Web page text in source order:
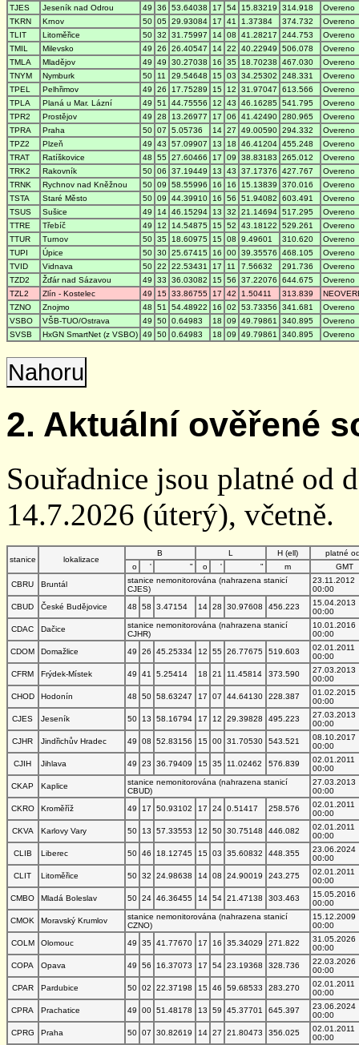
TJES
Jeseník nad Odrou 49 36 53.64038 17 54 15.83219 314.918
Overeno
TKRN
Krnov 50 05 29.93084 17 41 1.37384 374.732
Overeno
TLIT
Litoměřice 50 32 31.75997 14 08 41.28217 244.753
Overeno
TMIL
Milevsko 49 26 26.40547 14 22 40.22949 506.078
Overeno
TMLA
Mladějov 49 49 30.27038 16 35 18.70238 467.030
Overeno
TNYM
Nymburk 50 11 29.54648 15 03 34.25302 248.331
Overeno
TPEL
Pelhřimov 49 26 17.75289 15 12 31.97047 613.566
Overeno
TPLA
Planá u Mar. Lázní 49 51 44.75556 12 43 46.16285 541.795
Overeno
TPR2
Prostějov 49 28 13.26977 17 06 41.42490 280.965
Overeno
TPRA
Praha 50 07 5.05736 14 27 49.00590 294.332
Overeno
TPZ2
Plzeň 49 43 57.09907 13 18 46.41204 455.248
Overeno
TRAT
Ratíškovice 48 55 27.60466 17 09 38.83183 265.012
Overeno
TRK2
Rakovník 50 06 37.19449 13 43 37.17376 427.767
Overeno
TRNK
Rychnov nad Kněžnou 50 09 58.55996 16 16 15.13839 370.016
Overeno
TSTA
Staré Město 50 09 44.39910 16 56 51.94082 603.491
Overeno
TSUS
Sušice 49 14 46.15294 13 32 21.14694 517.295
Overeno
TTRE
Třebíč 49 12 14.54875 15 52 43.18122 529.261
Overeno
TTUR
Turnov 50 35 18.60975 15 08 9.49601 310.620
Overeno
TUPI
Úpice 50 30 25.67415 16 00 39.35576 468.105
Overeno
TVID
Vidnava 50 22 22.53431 17 11 7.56632 291.736
Overeno
TZD2
Žďár nad Sázavou 49 33 36.03082 15 56 37.22076 644.675
Overeno
TZL2
Zlín - Kostelec 49 15 33.86755 17 42 1.50411 313.839
TZNO
Znojmo 48 51 54.48922 16 02 53.73356 341.681
Overeno
VSBO
VŠB-TUO/Ostrava 49 50 0.64983 18 09 49.79861 340.895
Overeno
SVSB
HxGN SmartNet (z VSBO) 49 50 0.64983 18 09 49.79861 340.895 Overeno
Nahoru
2. Aktuální ověřené
Souřadnice jsou platné od
14.7.2026 (úterý), včetně.
stanice lokalizace
B L H (ell)
platné
o
' " o ' " m
GMT
CBRU
Bruntál
stanice nemonitorována (nahrazena stanicí
CJES)
23.11.2012
00:00
CBUD
České Budějovice 48 58 3.47154 14 28 30.97608 456.223
15.04.2013
00:00
CDAC
Dačice
stanice nemonitorována (nahrazena stanicí
CJHR)
10.01.2016
00:00
CDOM
Domažlice 49 26 45.25334 12 55 26.77675 519.603
02.01.2011
00:00
CFRM
Frýdek-Místek 49 41 5.25414 18 21 11.45814 373.590
27.03.2013
00:00
CHOD
Hodonín 48 50 58.63247 17 07 44.64130 228.387
01.02.2015
00:00
CJES
Jeseník 50 13 58.16794 17 12 29.39828 495.223
27.03.2013
00:00
CJHR
Jindřichův Hradec 49 08 52.83156 15 00 31.70530 543.521
08.10.2017
00:00
CJIH
Jihlava 49 23 36.79409 15 35 11.02462 576.839
02.01.2011
00:00
CKAP
Kaplice
stanice nemonitorována (nahrazena stanicí
CBUD)
27.03.2013
00:00
CKRO
Kroměříž 49 17 50.93102 17 24 0.51417 258.576
02.01.2011
00:00
CKVA
Karlovy Vary 50 13 57.33553 12 50 30.75148 446.082
02.01.2011
00:00
CLIB
Liberec 50 46 18.12745 15 03 35.60832 448.355
23.06.2024
00:00
CLIT
Litoměřice 50 32 24.98638 14 08 24.90019 243.275
02.01.2011
00:00
CMBO
Mladá Boleslav 50 24 46.36455 14 54 21.47138 303.463
15.05.2016
00:00
CMOK
Moravský Krumlov
stanice nemonitorována (nahrazena stanicí
CZNO)
15.12.2009
00:00
COLM
Olomouc 49 35 41.77670 17 16 35.34029 271.822
31.05.2026
00:00
COPA
Opava 49 56 16.37073 17 54 23.19368 328.736
22.03.2026
00:00
CPAR
Pardubice 50 02 22.37198 15 46 59.68533 283.270
02.01.2011
00:00
CPRA
Prachatice 49 00 51.48178 13 59 45.37701 645.397
23.06.2024
00:00
CPRG
Praha 50 07 30.82619 14 27 21.80473 356.025
02.01.2011
00:00